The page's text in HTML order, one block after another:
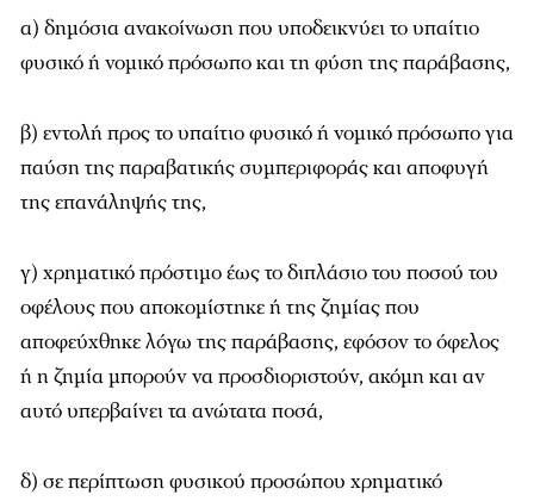
α) δημόσια ανακοίνωση που υποδεικνύει το υπαίτιο
φυσικό ή νομικό πρόσωπο και τη φύση της παράβασης,
β) εντολή προς το υπαίτιο φυσικό ή νομικό πρόσωπο για
παύση της παραβατικής συμπεριφοράς και αποφυγή
της επανάληψής της,
γ) χρηματικό πρόστιμο έως το διπλάσιο του ποσού του
οφέλους που αποκομίστηκε ή της ζημίας που
αποφεύχθηκε λόγω της παράβασης, εφόσον το όφελος
ή η ζημία μπορούν να προσδιοριστούν, ακόμη και αν
αυτό υπερβαίνει τα ανώτατα ποσά,
δ) σε περίπτωση φυσικού προσώπου χρηματικό